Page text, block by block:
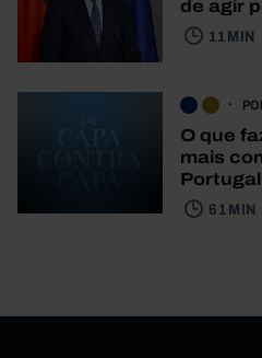
de agir
11 MIN
O que
mais
61 MIN